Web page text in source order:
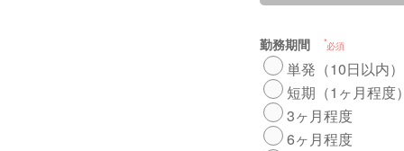
勤務期間 必須
単発（10日以内）
短期（1ヶ月程度）
3ヶ月程度
6ヶ月程度